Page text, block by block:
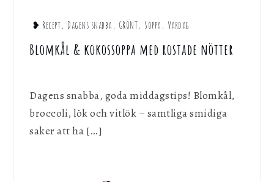
❥ Recept, Dagens snabba , GRÖNT, Soppa , Vardag
Blomkål & kokossoppa med rostade nötter
Dagens snabba, goda middagstips! Blomkål,
broccoli, lök och vitlök – samtliga smidiga
saker att ha […]